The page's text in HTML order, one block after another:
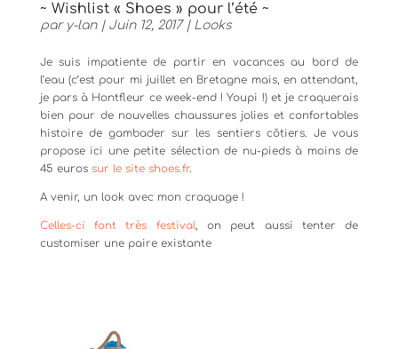
~ Wishlist « Shoes » pour l’été ~
par y-lan| Juin 12, 2017| Looks
Je suis impatiente de partir en vacances au bord de
l’eau (c’est pour mi juillet en Bretagne mais, en attendant,
je pars à Hontfleur ce week-end ! Youpi !) et je craquerais
bien pour de nouvelles chaussures jolies et confortables
histoire de gambader sur les sentiers côtiers. Je vous
propose ici une petite sélection de nu-pieds à moins de
45 euros sur le site shoes.fr.
A venir, un look avec mon craquage !
Celles-ci font très festival, on peut aussi tenter de
customiser une paire existante